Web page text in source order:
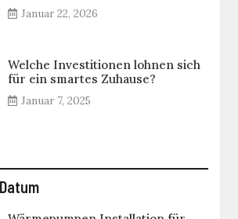
Januar 22, 2026
Welche Investitionen lohnen sich
für ein smartes Zuhause?
Januar 7, 2025